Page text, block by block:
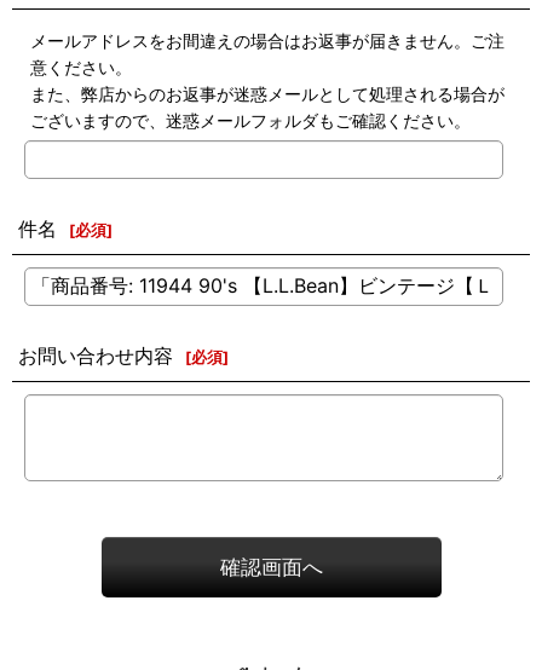
メールアドレスをお間違えの場合はお返事が届きません。ご注
意ください。
また、弊店からのお返事が迷惑メールとして処理される場合が
ございますので、迷惑メールフォルダもご確認ください。
件名 [必須]
お問い合わせ内容 [必須]
確認画面へ